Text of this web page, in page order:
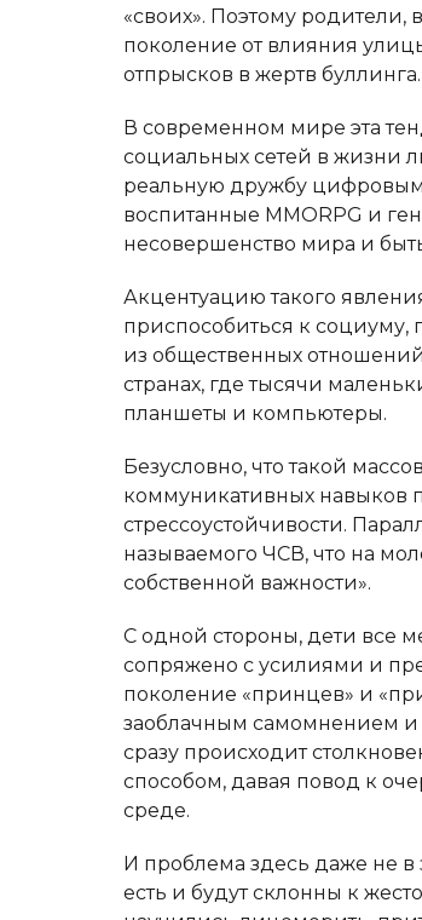
«своих». Поэтому
поколение от влияния
отпрысков в жертв буллинга.
В современном мире эта
социальных сетей в жизни
реальную дружбу
воспитанные MMORPG и
несовершенство мира и
Акцентуацию такого
приспособиться к социуму,
из общественных
странах, где тысячи
планшеты и компьютеры.
Безусловно, что такой
коммуникативных навыков
стрессоустойчивости.
называемого ЧСВ, что на
собственной важности».
С одной стороны, дети все
сопряжено с усилиями и
поколение «принцев» и
заоблачным самомнением и
сразу происходит
способом, давая повод к
среде.
И проблема здесь даже не в
есть и будут склонны к